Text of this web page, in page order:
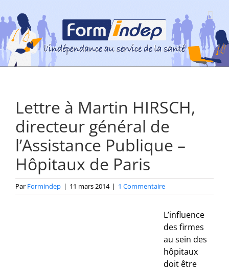
au
contenu
Lettre à Martin HIRSCH,
directeur général de
l’Assistance Publique –
Hôpitaux de Paris
Par Formindep | 11 mars 2014 | 1 Commentaire
L’influence
des firmes
au sein des
hôpitaux
doit être